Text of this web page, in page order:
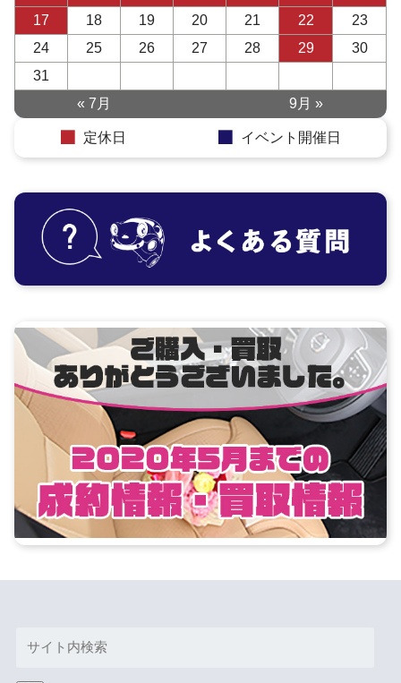
17
18 19 20 21 22
23
24
25 26 27 28 29
30
31
« 7月
9月 »
定休日 イベント開催日